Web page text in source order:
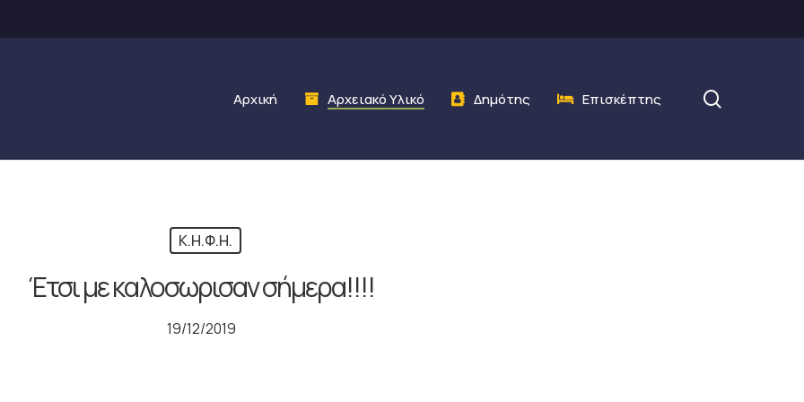
Αρχική Αρχειακό Υλικό Δημότης Επισκέπτης
Κ.Η.Φ.Η.
Έτσι με καλοσωρισαν σήμερα!!!!
19/12/2019